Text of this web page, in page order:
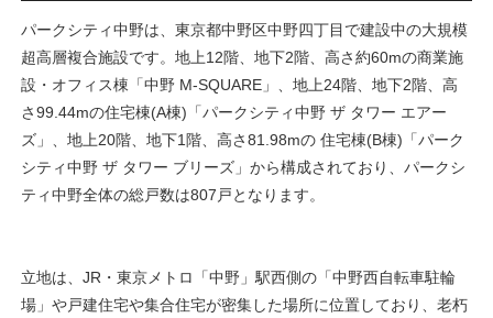
パークシティ中野は、東京都中野区中野四丁目で建設中の大規模
超高層複合施設です。地上12階、地下2階、高さ約60mの商業施
設・オフィス棟「中野 M-SQUARE」、地上24階、地下2階、高
さ99.44mの住宅棟(A棟)「パークシティ中野 ザ タワー エアー
ズ」、地上20階、地下1階、高さ81.98mの 住宅棟(B棟)「パーク
シティ中野 ザ タワー ブリーズ」から構成されており、パークシ
ティ中野全体の総戸数は807戸となります。
立地は、JR・東京メトロ「中野」駅西側の「中野西自転車駐輪
場」や戸建住宅や集合住宅が密集した場所に位置しており、老朽